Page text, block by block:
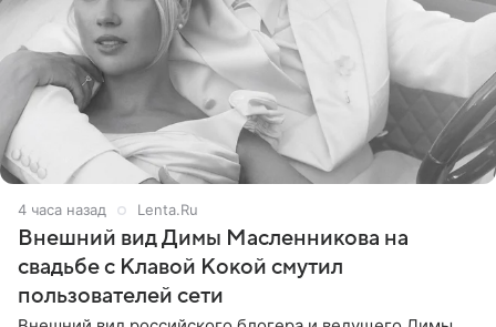
4 часа назад Lenta.Ru
Внешний вид Димы Масленникова на
свадьбе с Клавой Кокой смутил
пользователей сети